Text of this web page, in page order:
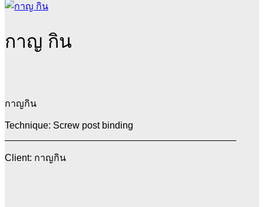
กาญ กิน
กาญกิน
Technique: Screw post binding
Client: กาญกิน